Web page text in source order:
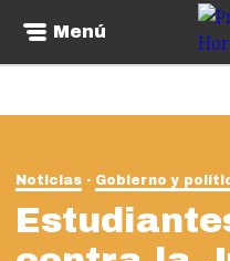
Menú
Noticias Gobierno y